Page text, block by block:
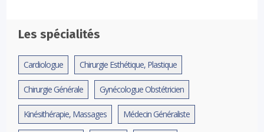
Les spécialités
Cardiologue Chirurgie Esthétique, Plastique
Chirurgie Générale Gynécologue Obstétricien
Kinésithérapie, Massages Médecin Généraliste